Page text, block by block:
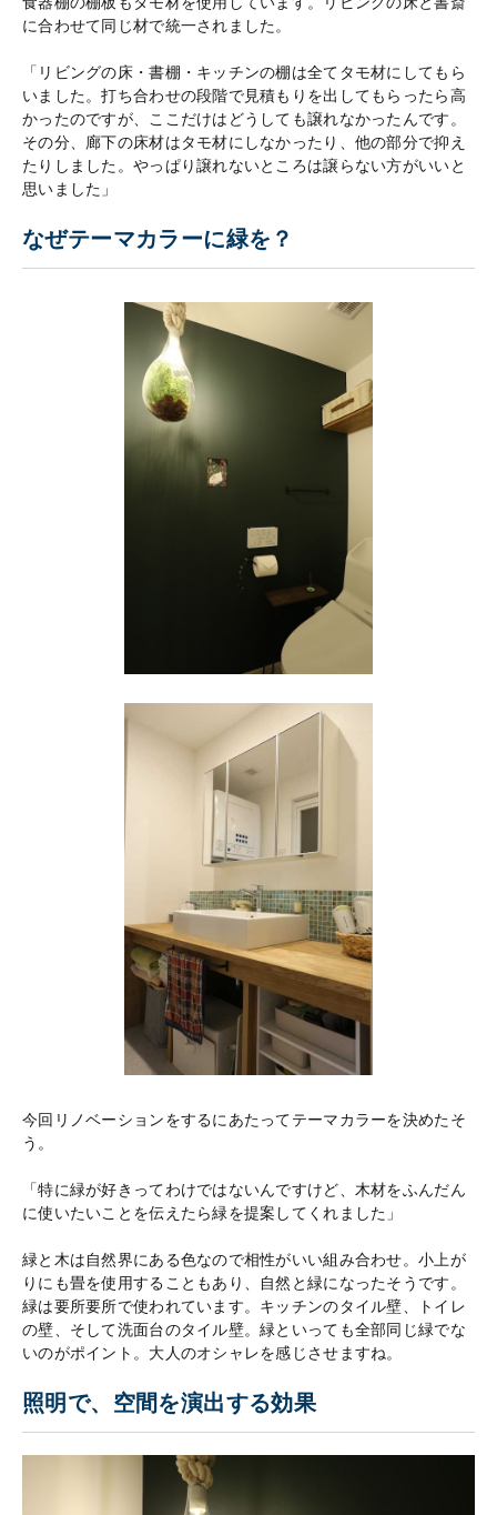
に合わせて同じ材で統一されました。
「リビングの床・書棚・キッチンの棚は全てタモ材にしてもら
いました。打ち合わせの段階で見積もりを出してもらったら高
かったのですが、ここだけはどうしても譲れなかったんです。
その分、廊下の床材はタモ材にしなかったり、他の部分で抑え
たりしました。やっぱり譲れないところは譲らない方がいいと
思いました」
なぜテーマカラーに緑を？
今回リノベーションをするにあたってテーマカラーを決めたそ
う。
「特に緑が好きってわけではないんですけど、木材をふんだん
に使いたいことを伝えたら緑を提案してくれました」
緑と木は自然界にある色なので相性がいい組み合わせ。小上が
りにも畳を使用することもあり、自然と緑になったそうです。
緑は要所要所で使われています。キッチンのタイル壁、トイレ
の壁、そして洗面台のタイル壁。緑といっても全部同じ緑でな
いのがポイント。大人のオシャレを感じさせますね。
照明で、空間を演出する効果